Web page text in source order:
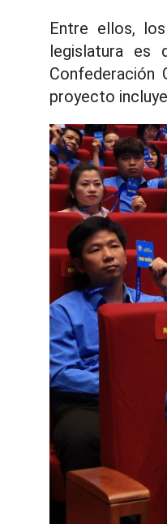
Entre ellos,
legislatura es
Confederación
proyecto